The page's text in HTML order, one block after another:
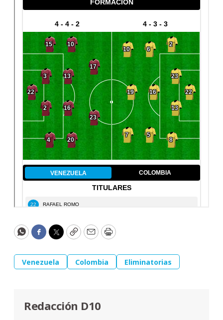
WhatsApp
Facebook
Twitter
CopyEmailPrint
Venezuela Colombia Eliminatorias
Redacción D10